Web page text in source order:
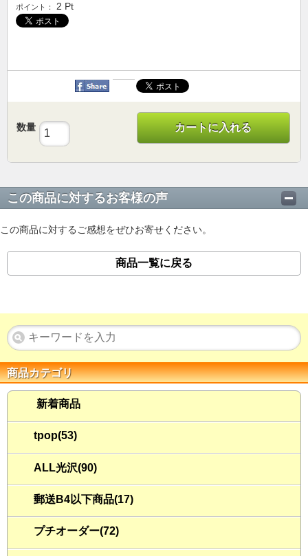
ポイント： 2 Pt
数量 カートに入れる
この商品に対するお客様の声
この商品に対するご感想をぜひお寄せください。
商品一覧に戻る
商品カテゴリ
新着商品
tpop(53)
ALL光沢(90)
郵送B4以下商品(17)
プチオーダー(72)